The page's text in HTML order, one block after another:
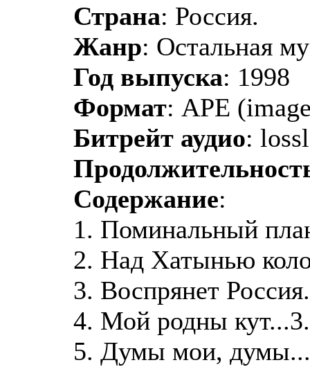
Страна: Россия.
Жанр: Остальная
Год выпуска: 1998
Формат: APE
Битрейт аудио:
Содержание:
1. Поминальный
2. Над Хатынью
3. Воспрянет
4. Мой родны
5. Думы мои,